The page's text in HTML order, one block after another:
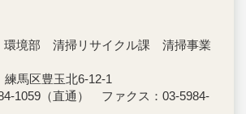
境部 清掃リサイクル課 清掃事業
馬区豊玉北6-12-1
1059（直通） ファクス：03-5984-